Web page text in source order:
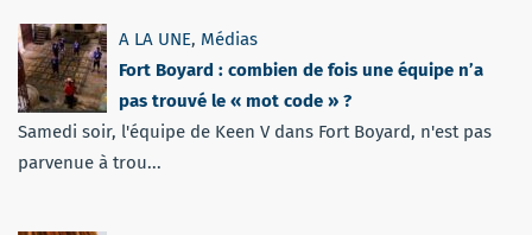
A LA UNE, Médias
Fort Boyard : combien de fois une équipe n’a
pas trouvé le « mot code » ?
Samedi soir, l'équipe de Keen V dans Fort Boyard, n'est pas
parvenue à trou...